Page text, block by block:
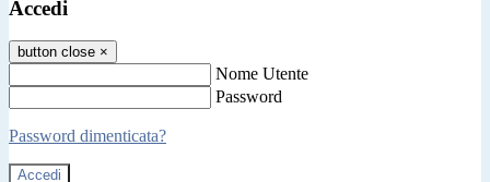
Accedi
button close ×
Nome Utente
Password
Password dimenticata?